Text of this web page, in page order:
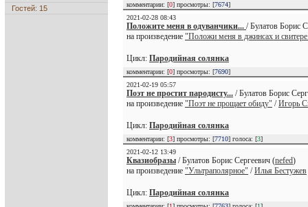
Гостей: 15 комментарии: [0] просмотры: [7674]
2021-02-28 08:43
Положите меня в одуванчики... / Булатов Борис
на произведение "Положи меня в джинсах и
Цикл: Пародийная солянка
комментарии: [0] просмотры: [7690]
2021-02-19 05:57
Поэт не простит пародисту... / Булатов Борис
на произведение "Поэт не прощает обиду" /Игорь
Цикл: Пародийная солянка
комментарии: [3] просмотры: [7710] голоса: [3]
2021-02-12 13:49
Квазиобразы / Булатов Борис Сергеевич (nefed)
на произведение "Ультраполярное" /Илья Бестужев
Цикл: Пародийная солянка